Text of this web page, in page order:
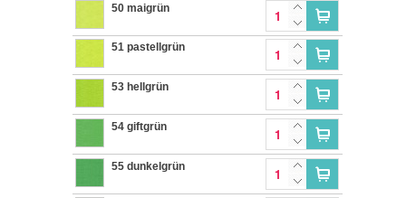
50 maigrün
51 pastellgrün
53 hellgrün
54 giftgrün
55 dunkelgrün